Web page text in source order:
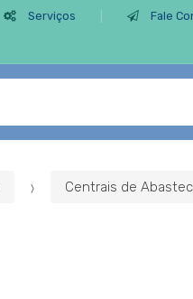
Serviços Fale
Centrais de